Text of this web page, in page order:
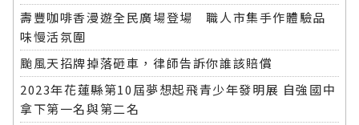
壽豐咖啡香漫遊全民廣場登場 職人市集手作體驗品
味慢活氛圍
颱風天招牌掉落砸車，律師告訴你誰該賠償
2023年花蓮縣第10屆夢想起飛青少年發明展 自強國中
拿下第一名與第二名